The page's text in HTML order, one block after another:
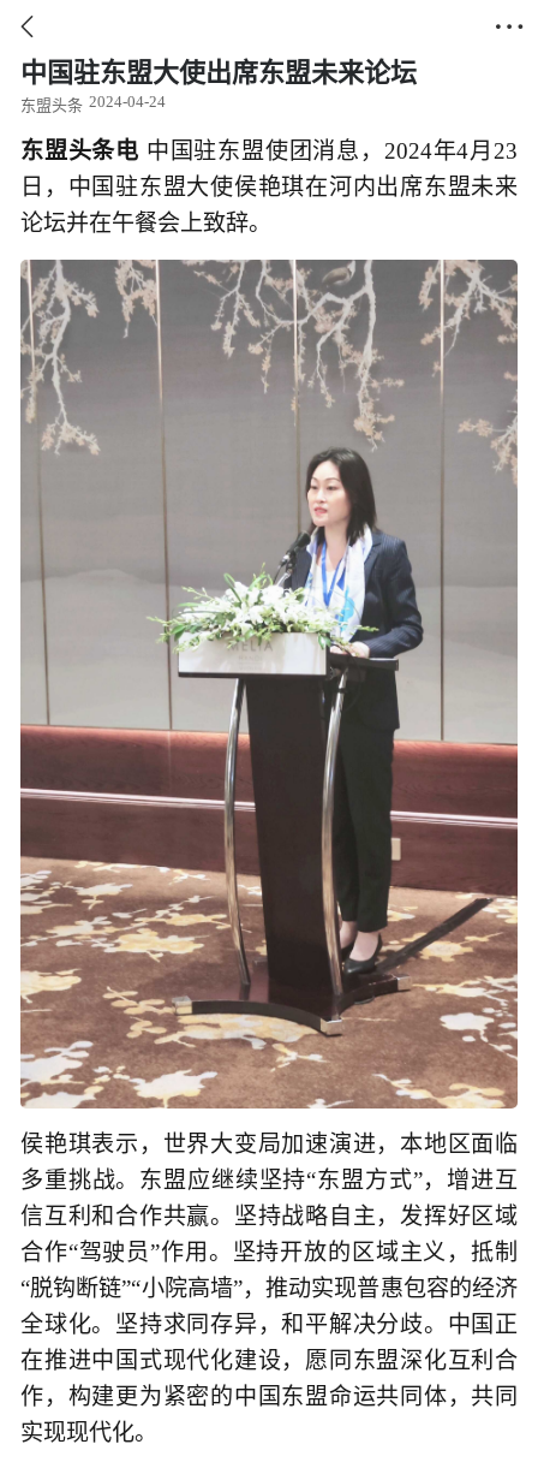
 
中国驻东盟大使出席东盟未来论坛
东盟头条 2024-04-24
东盟头条电 中国驻东盟使团消息，2024年4月23
日，中国驻东盟大使侯艳琪在河内出席东盟未来
论坛并在午餐会上致辞。
侯艳琪表示，世界大变局加速演进，本地区面临
多重挑战。东盟应继续坚持“东盟方式”，增进互
信互利和合作共赢。坚持战略自主，发挥好区域
合作“驾驶员”作用。坚持开放的区域主义，抵制
“脱钩断链”“小院高墙”，推动实现普惠包容的经济
全球化。坚持求同存异，和平解决分歧。中国正
在推进中国式现代化建设，愿同东盟深化互利合
作，构建更为紧密的中国东盟命运共同体，共同
实现现代化。